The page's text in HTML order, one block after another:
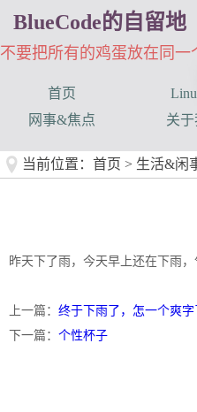
BlueCode的自留地
不要把所有的鸡蛋放在同
首页
网事&焦点
关
当前位置： 首页 > 生活&闲
昨天下了雨，今天早上还在下雨
上一篇： 终于下雨了，怎一个爽字
下一篇： 个性杯子